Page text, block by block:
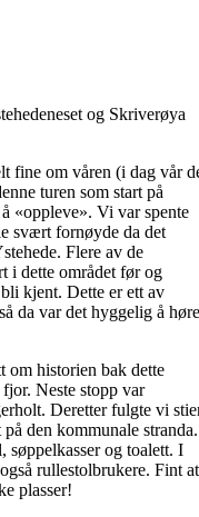
og Skriverøya
fine om våren (i dag vår
turen som start på
«oppleve». Vi var spente
svært fornøyde da det
Flere av de
i dette området før og
kjent. Dette er ett av
da var det hyggelig å høre
om historien bak dette
Neste stopp var
Deretter fulgte vi
den kommunale stranda.
og toalett. I
rullestolbrukere. Fint at
plasser!